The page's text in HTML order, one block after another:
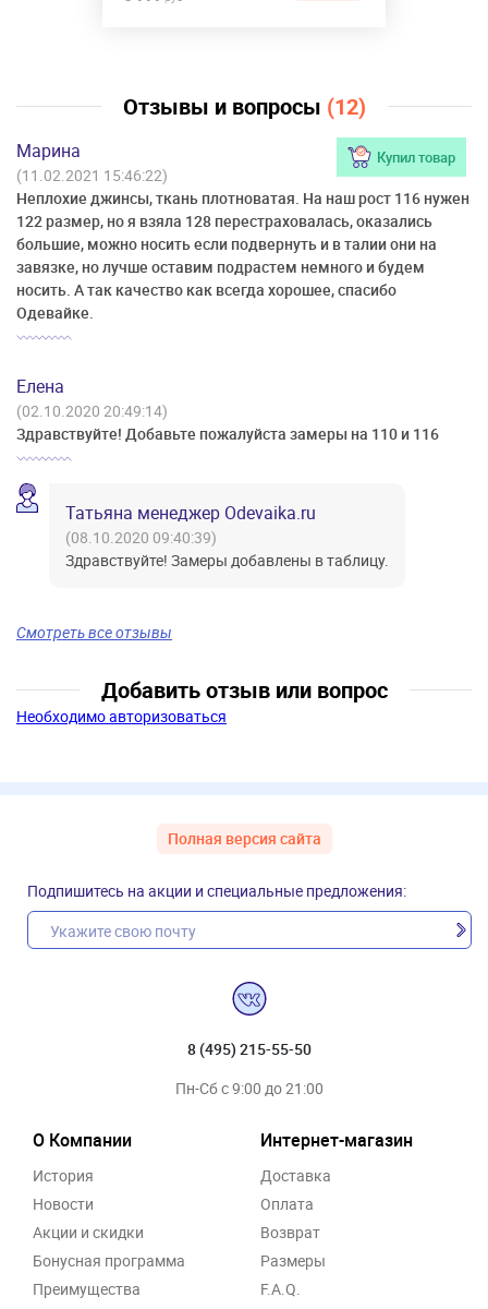
Отзывы и вопросы (12)
Марина Купил товар
(11.02.2021 15:46:22)
Неплохие джинсы, ткань плотноватая. На наш рост 116 нужен
122 размер, но я взяла 128 перестраховалась, оказались
большие, можно носить если подвернуть и в талии они на
завязке, но лучше оставим подрастем немного и будем
носить. А так качество как всегда хорошее, спасибо
Одевайке.
Елена
(02.10.2020 20:49:14)
Здравствуйте! Добавьте пожалуйста замеры на 110 и 116
Татьяна менеджер Odevaika.ru
(08.10.2020 09:40:39)
Здравствуйте! Замеры добавлены в таблицу.
Смотреть все отзывы
Добавить отзыв или вопрос
Необходимо авторизоваться
Полная версия сайта
Подпишитесь на акции и специальные предложения:
8 (495) 215-55-50
Пн-Сб с 9:00 до 21:00
О Компании
История
Новости
Акции и скидки
Бонусная программа
Преимущества
Интернет-магазин
Доставка
Оплата
Возврат
Размеры
F.A.Q.